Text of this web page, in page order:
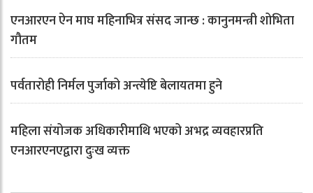
एनआरएन ऐन माघ महिनाभित्र संसद जान्छ : कानुनमन्त्री शोभिता
गौतम
पर्वतारोही निर्मल पुर्जाको अन्त्येष्टि बेलायतमा हुने
महिला संयोजक अधिकारीमाथि भएको अभद्र व्यवहारप्रति
एनआरएनएद्वारा दुःख व्यक्त